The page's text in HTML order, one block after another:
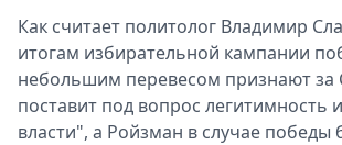
Как считает политолог Владимир
итогам избирательной кампании
небольшим перевесом признают за
поставит под вопрос легитимность
власти", а Ройзман в случае победы